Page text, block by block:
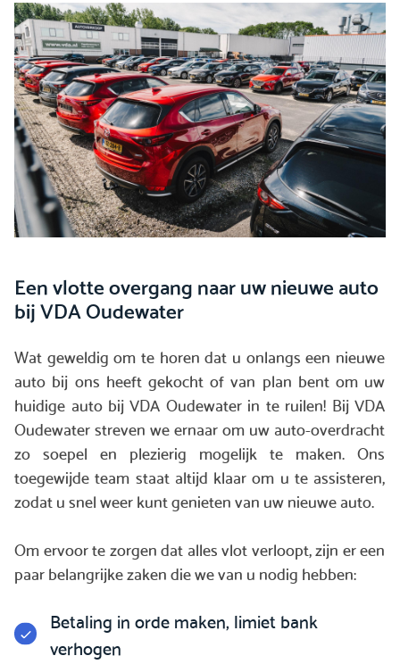
Een vlotte overgang naar uw nieuwe auto
bij VDA Oudewater
Wat geweldig om te horen dat u onlangs een nieuwe
auto bij ons heeft gekocht of van plan bent om uw
huidige auto bij VDA Oudewater in te ruilen! Bij VDA
Oudewater streven we ernaar om uw auto-overdracht
zo soepel en plezierig mogelijk te maken. Ons
toegewijde team staat altijd klaar om u te assisteren,
zodat u snel weer kunt genieten van uw nieuwe auto.
Om ervoor te zorgen dat alles vlot verloopt, zijn er een
paar belangrijke zaken die we van u nodig hebben:
Betaling in orde maken, limiet bank
verhogen